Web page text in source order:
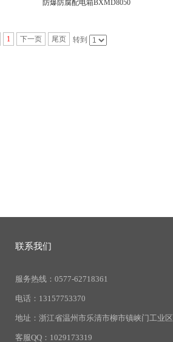
防爆防腐配电箱BXMD8050
1 下一页 尾页 转到
联系我们
服务热线：0577-62718361
电话：13157753370
地址：浙江省温州市乐清市柳市镇峡门工业区
客服QQ：1029173319